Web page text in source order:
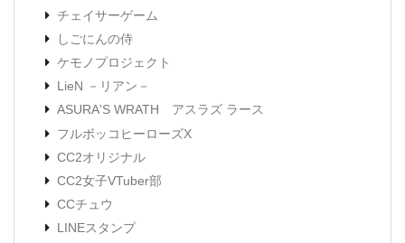
チェイサーゲーム
しごにんの侍
ケモノプロジェクト
LieN －リアン－
ASURA'S WRATH アスラズ ラース
フルボッコヒーローズX
CC2オリジナル
CC2女子VTuber部
CCチュウ
LINEスタンプ